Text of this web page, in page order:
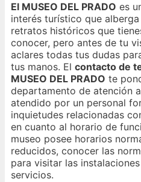
El MUSEO DEL PRADO es
interés turístico que
retratos históricos que
conocer, pero antes de tu
aclares todas tus dudas
tus manos. El contacto de
MUSEO DEL PRADO te
departamento de atención
atendido por un personal
inquietudes relacionadas
en cuanto al horario de
museo posee horarios
reducidos, conocer las
para visitar las
servicios.